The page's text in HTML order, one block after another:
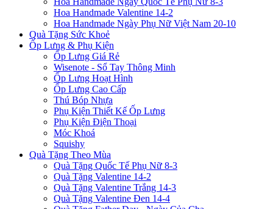
Hoa Handmade Valentine 14-2
Hoa Handmade Ngày Phụ Nữ Việt Nam 20-10
Quà Tặng Sức Khoẻ
Ốp Lưng & Phụ Kiện
Ốp Lưng Giá Rẻ
Wisenote - Sổ Tay Thông Minh
Ốp Lưng Hoạt Hình
Ốp Lưng Cao Cấp
Thú Bóp Nhựa
Phụ Kiện Thiết Kế Ốp Lưng
Phụ Kiện Điện Thoại
Móc Khoá
Squishy
Quà Tặng Theo Mùa
Quà Tặng Quốc Tế Phụ Nữ 8-3
Quà Tặng Valentine 14-2
Quà Tặng Valentine Trắng 14-3
Quà Tặng Valentine Đen 14-4